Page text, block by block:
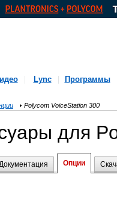
Lync Программы
Polycom VoiceStation 300
для
Опции